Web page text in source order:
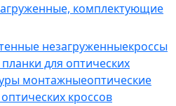
комплектующие
незагруженныекроссы
для оптических
монтажныеоптические
кроссов